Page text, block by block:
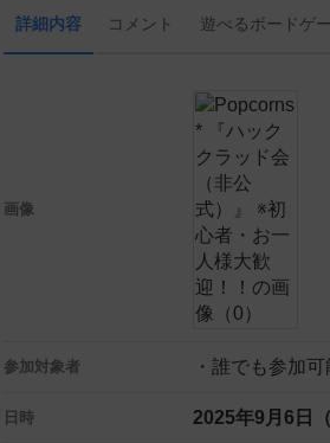
詳細内容 コメント 遊べるボードゲ
画像
参加対象者 ・誰でも参加可
日時 2025年9月6日